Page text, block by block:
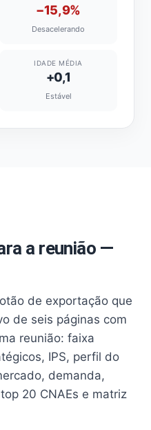
−15,9%
Desacelerando
IDADE MÉDIA
+0,1
Estável
a reunião —
de exportação que
de seis páginas com
reunião: faixa
IPS, perfil do
demanda,
20 CNAEs e matriz